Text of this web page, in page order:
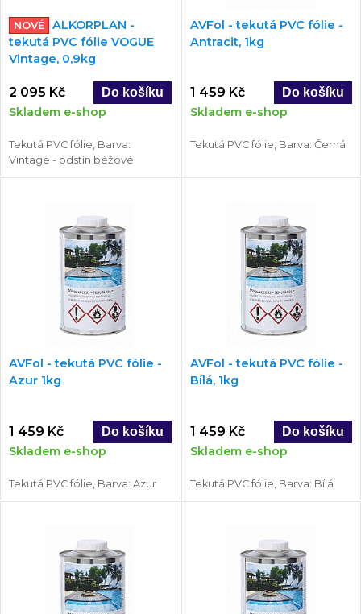
NOVÉ
ALKORPLAN -
tekutá PVC fólie VOGUE
Vintage, 0,9kg
2 095 Kč
Skladem e-shop
Tekutá PVC fólie, Barva:
Vintage - odstín béžové
AVFol - tekutá PVC fólie -
Antracit, 1kg
1 459 Kč
Skladem e-shop
Tekutá PVC fólie, Barva: Černá
AVFol - tekutá PVC fólie -
Azur 1kg
1 459 Kč
Skladem e-shop
Tekutá PVC fólie, Barva: Azur
AVFol - tekutá PVC fólie -
Bílá, 1kg
1 459 Kč
Skladem e-shop
Tekutá PVC fólie, Barva: Bílá